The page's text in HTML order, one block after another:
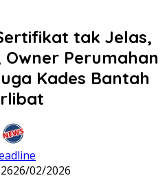
tak Jelas,
Perumahan
Kades Bantah
26/02/2026